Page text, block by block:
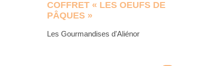
COFFRET « LES OEUFS DE
PÂQUES »
Les Gourmandises d'Aliénor